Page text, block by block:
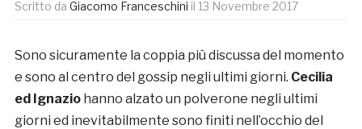
Scritto da Giacomo Franceschini il 13 Novembre 2017
Sono sicuramente la coppia più discussa del momento
e sono al centro del gossip negli ultimi giorni. Cecilia
ed Ignaziohanno alzato un polverone negli ultimi
giorni ed inevitabilmente sono finiti nell’occhio del